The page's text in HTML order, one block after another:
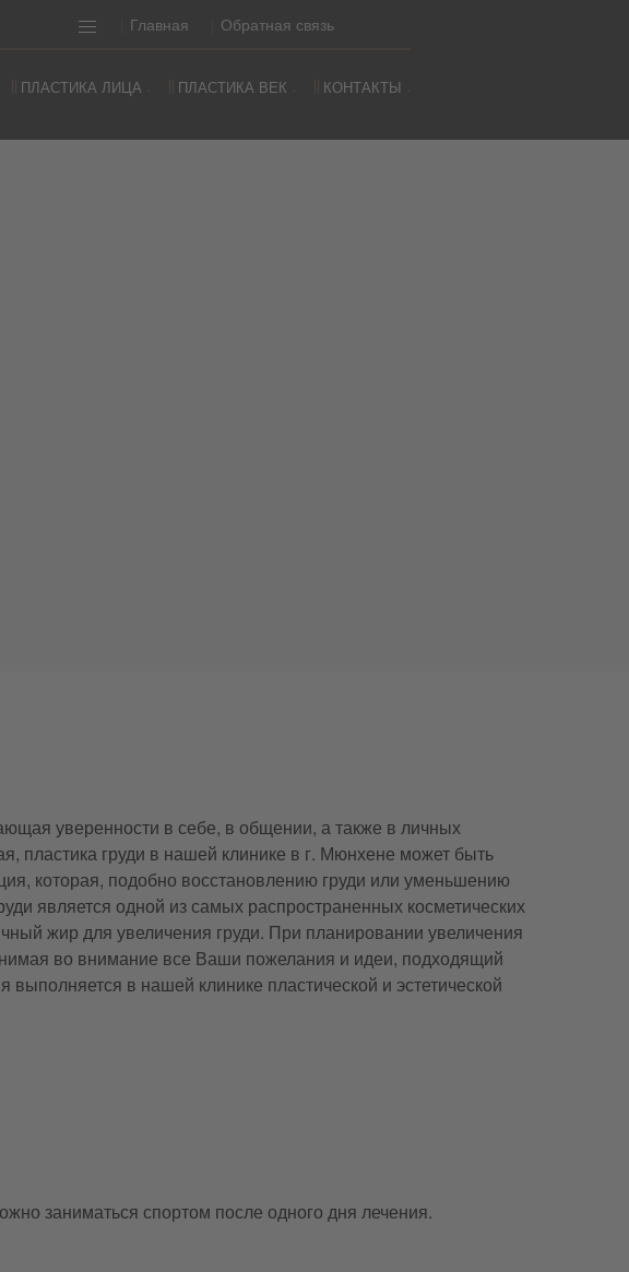
Главная Обратная связь
ПЛАСТИКА ЛИЦА ПЛАСТИКА ВЕК КОНТАКТЫ
уверенности в себе, в общении, а также в личных
пластика груди в нашей клинике в г. Мюнхене может быть
которая, подобно восстановлению груди или уменьшению
является одной из самых распространенных косметических
жир для увеличения груди. При планировании увеличения
во внимание все Ваши пожелания и идеи, подходящий
в нашей клинике пластической и эстетической
заниматься спортом после одного дня лечения.